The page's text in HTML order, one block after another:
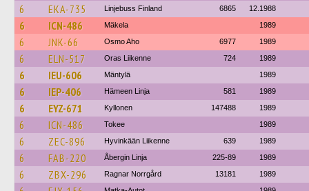
6 EKA-735 Linjebuss Finland 6865 12.1988
6 ICN-486 Mäkela 1989
6 JNK-66 Osmo Aho 6977 1989
6 ELN-517 Oras Liikenne 724 1989
6 IEU-606 Mäntylä 1989
6 IEP-406 Hämeen Linja 581 1989
6 EYZ-671 Kyllonen 147488 1989
6 ICN-486 Tokee 1989
6 ZEC-896 Hyvinkään Liikenne 639 1989
6 FAB-220 Åbergin Linja 225-89 1989
6 ZBX-296 Ragnar Norrgård 13181 1989